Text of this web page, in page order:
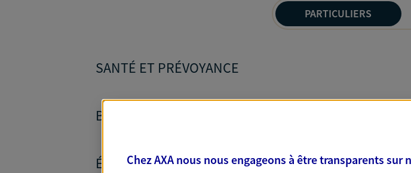
PARTICULIERS
SANTÉ ET PRÉVOYANCE
BANQUE ET CRÉDITS
ÉPARGNE ET RETRAITE
Chez AXA nous nous engageons à être transparents sur